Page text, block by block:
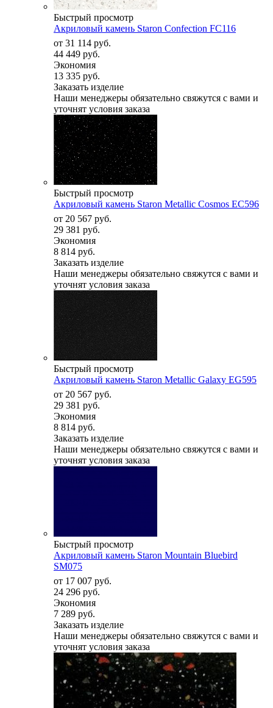
Быстрый просмотр
Акриловый камень Staron Confection FC116
от 31 114 руб.
44 449 руб.
Экономия
13 335 руб.
Заказать изделие
Наши менеджеры обязательно свяжутся с вами и
уточнят условия заказа
Быстрый просмотр
Акриловый камень Staron Metallic Cosmos EC596
от 20 567 руб.
29 381 руб.
Экономия
8 814 руб.
Заказать изделие
Наши менеджеры обязательно свяжутся с вами и
уточнят условия заказа
Быстрый просмотр
Акриловый камень Staron Metallic Galaxy EG595
от 20 567 руб.
29 381 руб.
Экономия
8 814 руб.
Заказать изделие
Наши менеджеры обязательно свяжутся с вами и
уточнят условия заказа
Быстрый просмотр
Акриловый камень Staron Mountain Bluebird
SM075
от 17 007 руб.
24 296 руб.
Экономия
7 289 руб.
Заказать изделие
Наши менеджеры обязательно свяжутся с вами и
уточнят условия заказа